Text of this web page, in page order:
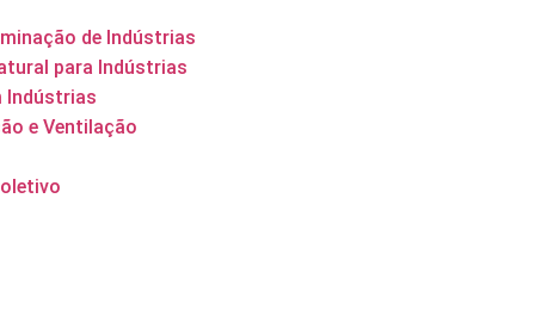
de Indústrias
para Indústrias
Indústrias
e Ventilação